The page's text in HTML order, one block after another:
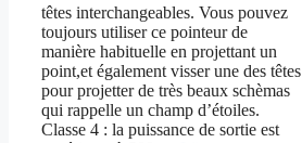
têtes interchangeables. Vous pouvez
toujours utiliser ce pointeur de
manière habituelle en projettant un
point,et également visser une des têtes
pour projetter de très beaux schèmas
qui rappelle un champ d’étoiles.
Classe 4 : la puissance de sortie est